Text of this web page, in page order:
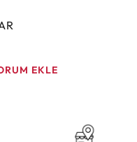
EKLE